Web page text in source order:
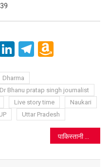
LinkedIn
Telegram
Amazon
List
Dharma
Dr Bhanu pratap singh journalist
Live story time
Naukari
Uttar Pradesh